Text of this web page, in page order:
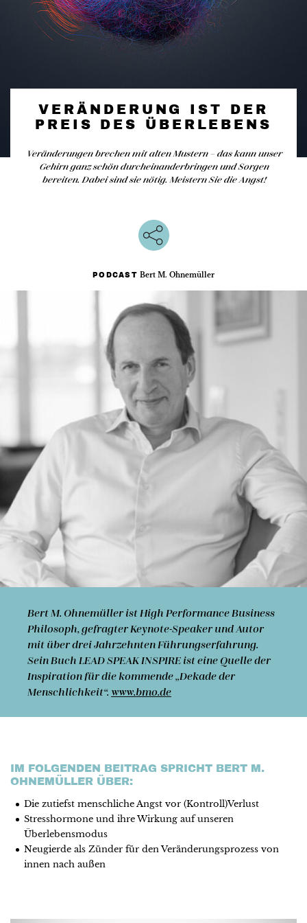
VERÄNDERUNG IST DER
PREIS DES ÜBERLEBENS
Veränderungen brechen mit alten Mustern – das kann unser
Gehirn ganz schön durcheinanderbringen und Sorgen
bereiten. Dabei sind sie nötig. Meistern Sie die Angst!
PODCAST Bert M. Ohnemüller
Bert M. Ohnemüller ist High Performance Business
Philosoph, gefragter Keynote-Speaker und Autor
mit über drei Jahrzehnten Führungs­erfahrung.
Sein Buch LEAD SPEAK INSPIRE ist eine Quelle der
Inspiration für die kommende „Dekade der
Menschlichkeit“. www.bmo.de
IM FOLGENDEN BEITRAG SPRICHT BERT M.
OHNEMÜLLER ÜBER:
Die zutiefst menschliche Angst vor (Kontroll)Verlust
Stresshormone und ihre Wirkung auf unseren
Überlebensmodus
Neugierde als Zünder für den Veränderungsprozess von
innen nach außen